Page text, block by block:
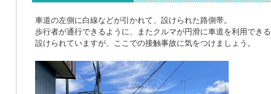
車道の左側に白線などが引かれて、設けられた路側帯。
歩行者が通行できるように、またクルマが円滑に車道を利用でき
設けられていますが、ここでの接触事故に気をつけましょう。